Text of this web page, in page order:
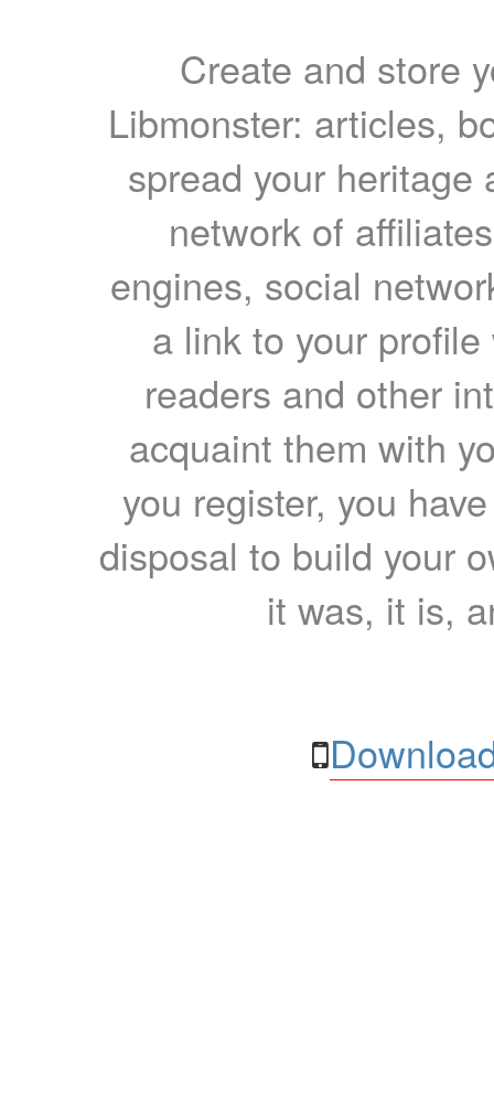
Create and store
Libmonster: articles,
spread your heritage
network of
engines, social
a link to your
readers and other
acquaint them with
you register, you
disposal to build your
it was, it is,